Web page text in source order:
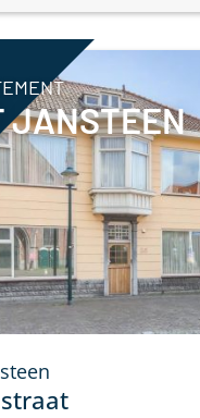
JANSTEEN